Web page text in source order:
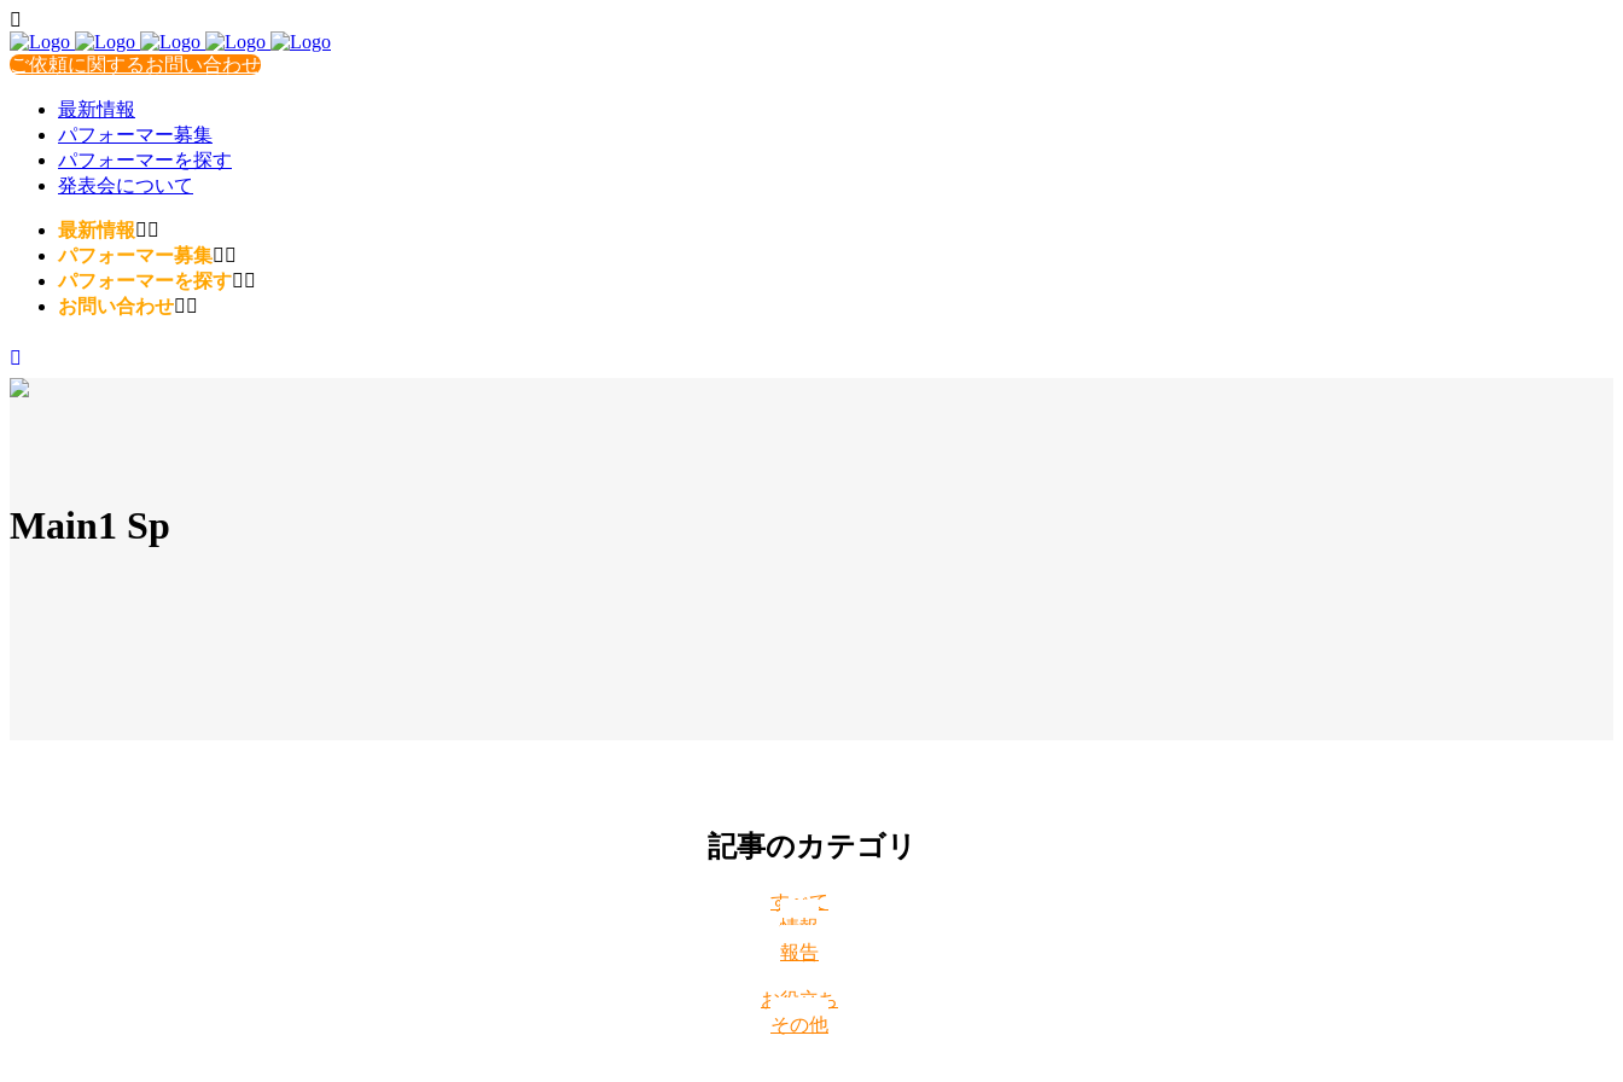
ご依頼に関するお問い合わせ
最新情報
パフォーマー募集
パフォーマーを探す
発表会について
最新情報
パフォーマー募集
パフォーマーを探す
お問い合わせ
Main1 Sp
記事のカテゴリ
すべて
情報
報告
お役立ち
その他